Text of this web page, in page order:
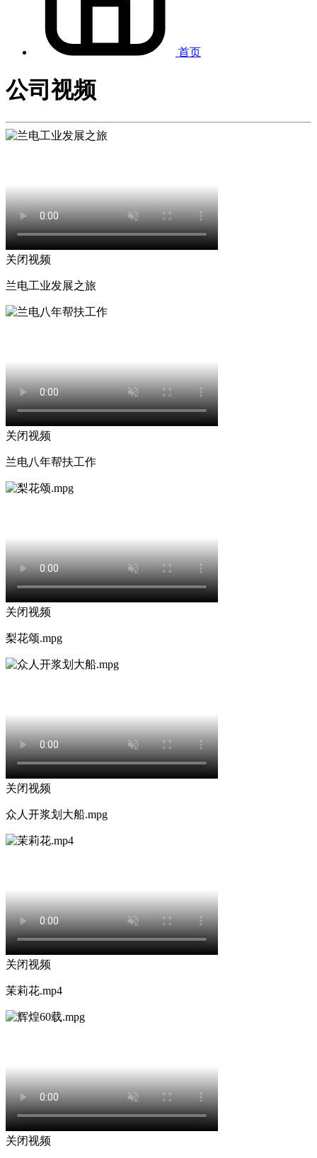
首页
公司视频
关闭视频
兰电工业发展之旅
关闭视频
兰电八年帮扶工作
关闭视频
梨花颂.mpg
关闭视频
众人开浆划大船.mpg
关闭视频
茉莉花.mp4
关闭视频